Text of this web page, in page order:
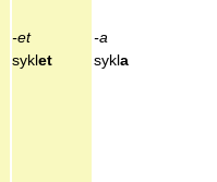
-et
syklet
-a
sykla